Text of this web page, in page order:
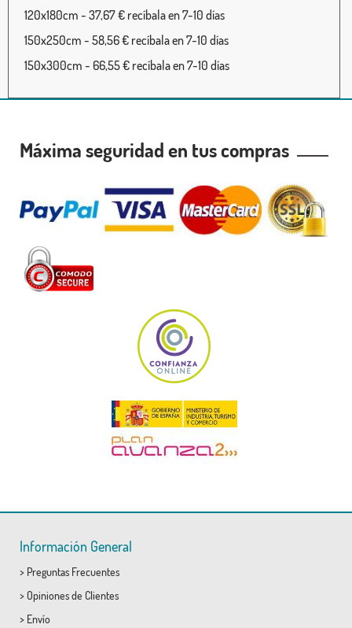
120x180cm - 37,67 € recíbala en 7-10 días
150x250cm - 58,56 € recíbala en 7-10 días
150x300cm - 66,55 € recíbala en 7-10 días
Máxima seguridad en tus compras
Información General
> Preguntas Frecuentes
> Opiniones de Clientes
> Envío